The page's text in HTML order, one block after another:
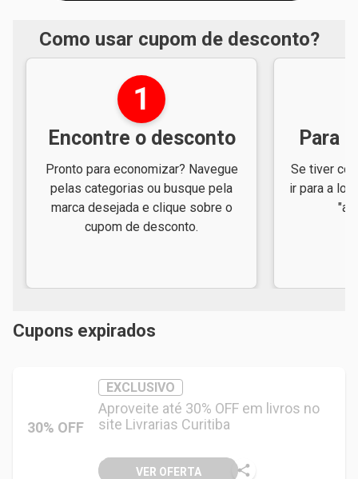
Como usar cupom de desconto?
1
Encontre o desconto
Pronto para economizar? Navegue
pelas categorias ou busque pela
marca desejada e clique sobre o
cupom de desconto.
Para
Se tiver
ir para a
Cupons expirados
30% OFF
EXCLUSIVO
Aproveite até 30% OFF em livros no
site Livrarias Curitiba
VER OFERTA